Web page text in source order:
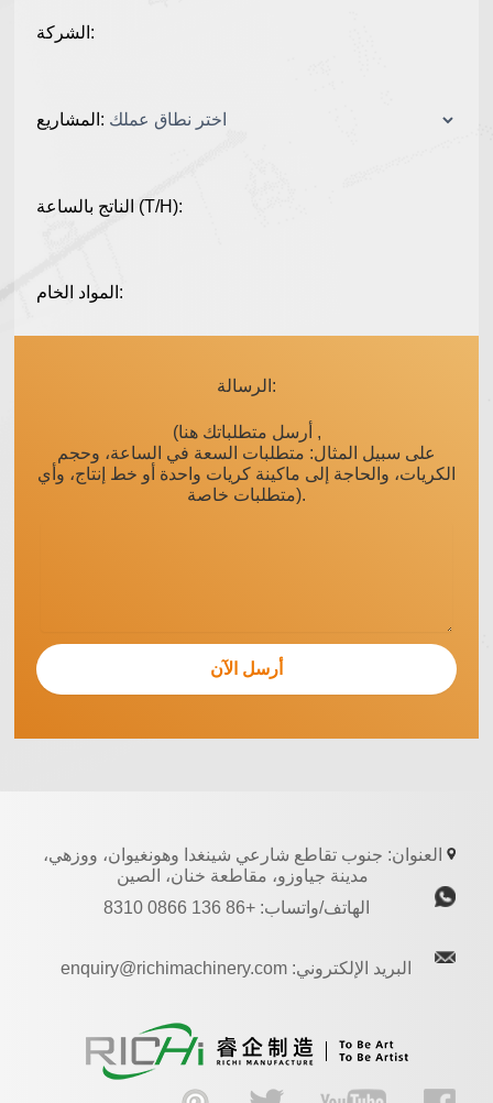
الشركة:
المشاريع:
الناتج بالساعة (T/H):
المواد الخام:
الرسالة:
(أرسل متطلباتك هنا ,
على سبيل المثال: متطلبات السعة في الساعة، وحجم
الكريات، والحاجة إلى ماكينة كريات واحدة أو خط إنتاج، وأي
متطلبات خاصة).
العنوان: جنوب تقاطع شارعي شينغدا وهونغيوان، ووزهي،
مدينة جياوزو، مقاطعة خنان، الصين
الهاتف/واتساب: +86 136 0866 8310
البريد الإلكتروني: enquiry@richimachinery.com